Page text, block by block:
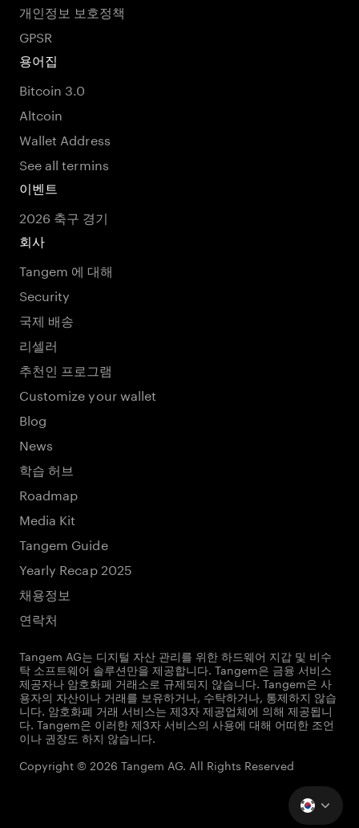
개인정보 보호정책
GPSR
용어집
Bitcoin 3.0
Altcoin
Wallet Address
See all termins
이벤트
2026 축구 경기
회사
Tangem 에 대해
Security
국제 배송
리셀러
추천인 프로그램
Customize your wallet
Blog
News
학습 허브
Roadmap
Media Kit
Tangem Guide
Yearly Recap 2025
채용정보
연락처
Tangem AG는 디지털 자산 관리를 위한 하드웨어 지갑 및 비수
탁 소프트웨어 솔루션만을 제공합니다. Tangem은 금융 서비스
제공자나 암호화폐 거래소로 규제되지 않습니다. Tangem은 사
용자의 자산이나 거래를 보유하거나, 수탁하거나, 통제하지 않습
니다. 암호화폐 거래 서비스는 제3자 제공업체에 의해 제공됩니
다. Tangem은 이러한 제3자 서비스의 사용에 대해 어떠한 조언
이나 권장도 하지 않습니다.